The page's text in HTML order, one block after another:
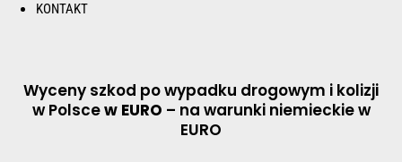
KONTAKT
Wyceny szkod po wypadku drogowym i kolizji
w Polscew EURO – na warunki niemieckie w
EURO